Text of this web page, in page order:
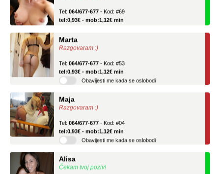
tel:0,93€ - mob:1,12€ min
Razgovaram :)
tel:0,93€ - mob:1,12€ min
Obavijesti me kada se oslobodi
Razgovaram :)
tel:0,93€ - mob:1,12€ min
Obavijesti me kada se oslobodi
Čekam tvoj poziv!